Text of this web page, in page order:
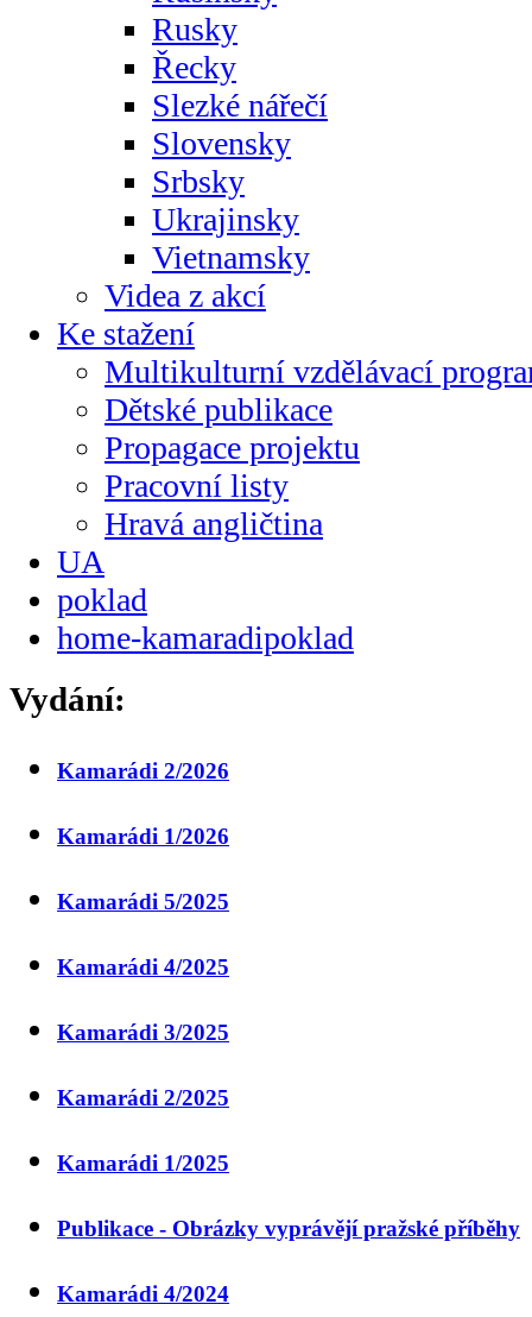
Rusky
Řecky
Slezké nářečí
Slovensky
Srbsky
Ukrajinsky
Vietnamsky
Videa z akcí
Ke stažení
Multikulturní vzdělávací
Dětské publikace
Propagace projektu
Pracovní listy
Hravá angličtina
UA
poklad
home-kamaradipoklad
Vydání:
Kamarádi 2/2026
Kamarádi 1/2026
Kamarádi 5/2025
Kamarádi 4/2025
Kamarádi 3/2025
Kamarádi 2/2025
Kamarádi 1/2025
Publikace - Obrázky vyprávějí pražské příběhy
Kamarádi 4/2024